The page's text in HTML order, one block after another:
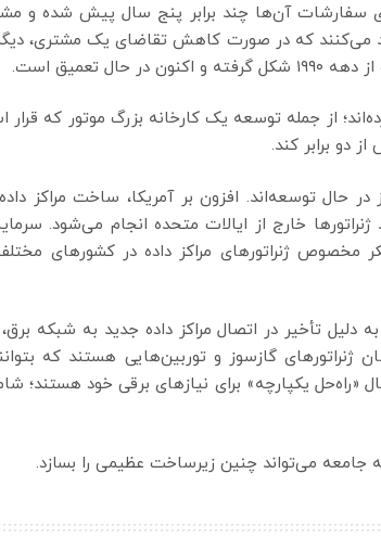
سفارشات آن‌ها چند برابر پنج سال پیش شده و
می‌کنند که در صورت کاهش تقاضای یک مشتری،
تعمیق است.
از جمله توسعه یک کارخانه بزرگ موتور که
در حال توسعه‌اند. افزون بر آمریکا، ساخت مراکز
خارج از ایالات متحده انجام می‌شود.
مخصوص ژنراتورهای مراکز داده در کشورهای
دلیل تأخیر در اتصال مراکز داده جدید به شبکه
ژنراتورهای گازسوز و توربین‌هایی هستند که
یکپارچه» برای نیازهای برقی خود هستند؛
می‌تواند چنین زیرساخت عظیمی را بسازد.